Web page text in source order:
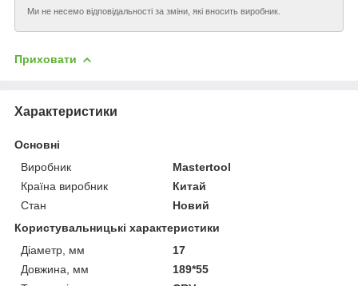
Ми не несемо відповідальності за зміни, які вносить виробник.
Приховати
Характеристики
Основні
Виробник
Mastertool
Країна виробник
Китай
Стан
Новий
Користувальницькі характеристики
Діаметр, мм
17
Довжина, мм
189*55